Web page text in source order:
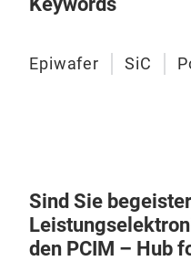
Epiwafer SiC
Sind Sie
den PCIM – Hub